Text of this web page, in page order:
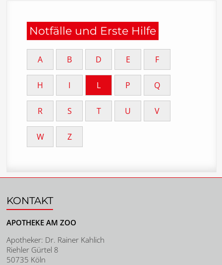
Notfälle und Erste Hilfe
A B D E F
H I L P Q
R S T U V
W Z
KONTAKT
APOTHEKE AM ZOO
Apotheker: Dr. Rainer Kahlich
Riehler Gürtel 8
50735 Köln